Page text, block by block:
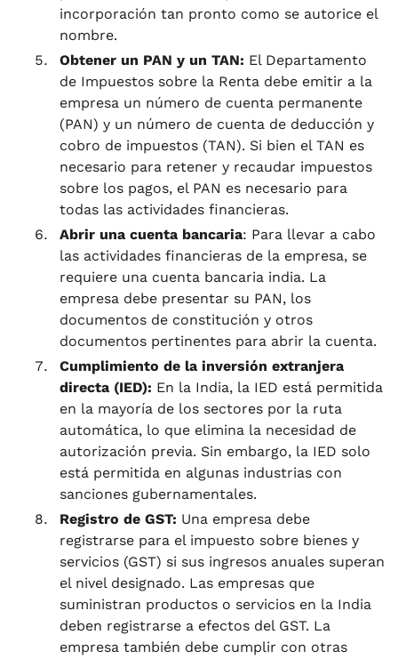
incorporación tan pronto como se autorice el
nombre.
Obtener un PAN y un TAN: El Departamento
de Impuestos sobre la Renta debe emitir a la
empresa un número de cuenta permanente
(PAN) y un número de cuenta de deducción y
cobro de impuestos (TAN). Si bien el TAN es
necesario para retener y recaudar impuestos
sobre los pagos, el PAN es necesario para
todas las actividades financieras.
Abrir una cuenta bancaria: Para llevar a cabo
las actividades financieras de la empresa, se
requiere una cuenta bancaria india. La
empresa debe presentar su PAN, los
documentos de constitución y otros
documentos pertinentes para abrir la cuenta.
Cumplimiento de la inversión extranjera
directa (IED): En la India, la IED está permitida
en la mayoría de los sectores por la ruta
automática, lo que elimina la necesidad de
autorización previa. Sin embargo, la IED solo
está permitida en algunas industrias con
sanciones gubernamentales.
Registro de GST: Una empresa debe
registrarse para el impuesto sobre bienes y
servicios (GST) si sus ingresos anuales superan
el nivel designado. Las empresas que
suministran productos o servicios en la India
deben registrarse a efectos del GST. La
empresa también debe cumplir con otras